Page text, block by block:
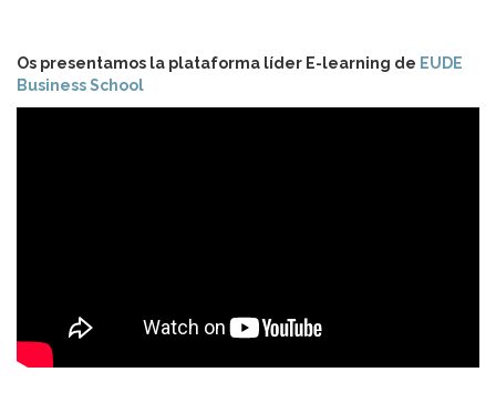
Os presentamos la plataforma líder E-learning de EUDE
Business School